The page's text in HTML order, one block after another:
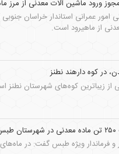
ورود ماشین آلات معدنی از مرز
امور عمرانی استاندار خراسان
از ماهیرود است.
در کوه دارهند نطنز
از زیباترین کوه‌های شهرستان
در ماه‌های اخیر ۲۵۰ تن مواد معدنی در این شهرستان توقیف و از خروج آنها توسط قاچاقچیان